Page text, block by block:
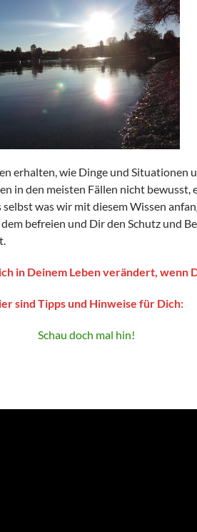
erhalten, wie Dinge und Situationen
in den meisten Fällen nicht
was wir mit diesem Wissen
befreien und Dir den Schutz und
in Deinem Leben verändert, wenn
sind Tipps und Hinweise für Dich:
Schau doch mal hin!